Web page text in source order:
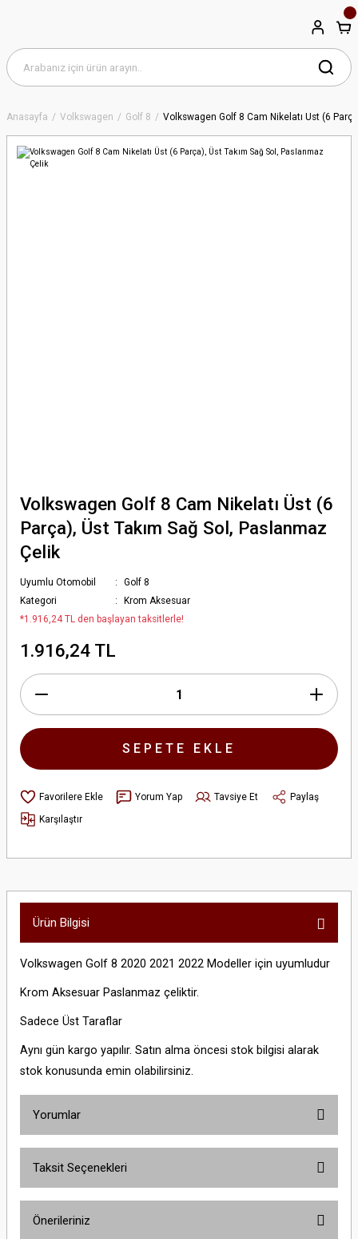
Anasayfa Volkswagen Golf 8 Volkswagen Golf 8 Cam Nikelatı Üst (6
Volkswagen Golf 8 Cam Nikelatı Üst (6
Parça), Üst Takım Sağ Sol, Paslanmaz
Çelik
Uyumlu Otomobil
Golf 8
Kategori
Krom Aksesuar
*1.916,24 TL den başlayan taksitlerle!
1.916,24 TL
SEPETE EKLE
Yorum Yap Tavsiye Et
Paylaş
Karşılaştır
Ürün Bilgisi
Volkswagen Golf 8 2020 2021 2022 Modeller için uyumludur
Krom Aksesuar Paslanmaz çeliktir.
Sadece Üst Taraflar
Aynı gün kargo yapılır. Satın alma öncesi stok bilgisi alarak
stok konusunda emin olabilirsiniz.
Yorumlar
Taksit Seçenekleri
Önerileriniz